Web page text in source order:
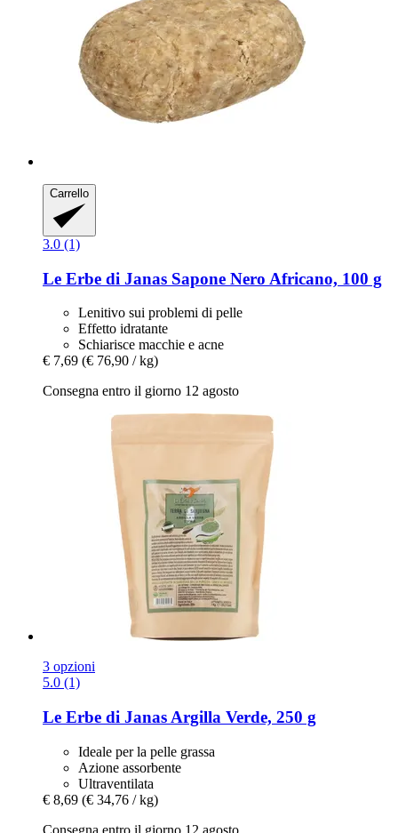
Carrello
3.0 (1)
Le Erbe di Janas Sapone Nero Africano, 100 g
Lenitivo sui problemi di pelle
Effetto idratante
Schiarisce macchie e acne
€ 7,69 (€ 76,90 / kg)
Consegna entro il giorno 12 agosto
3 opzioni
5.0 (1)
Le Erbe di Janas Argilla Verde, 250 g
Ideale per la pelle grassa
Azione assorbente
Ultraventilata
€ 8,69 (€ 34,76 / kg)
Consegna entro il giorno 12 agosto